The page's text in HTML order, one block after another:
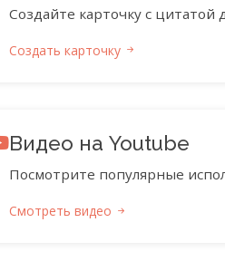
Создайте карточку с цитатой
Создать карточку
Видео на Youtube
Посмотрите популярные
Смотреть видео